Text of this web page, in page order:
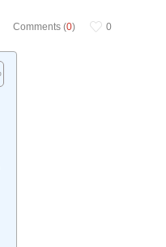
Comments (0) 0